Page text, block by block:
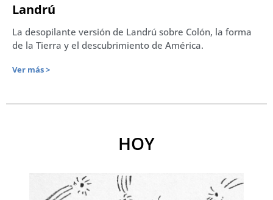
Landrú
La desopilante versión de Landrú sobre Colón, la forma
de la Tierra y el descubrimiento de América.
Ver más >
HOY